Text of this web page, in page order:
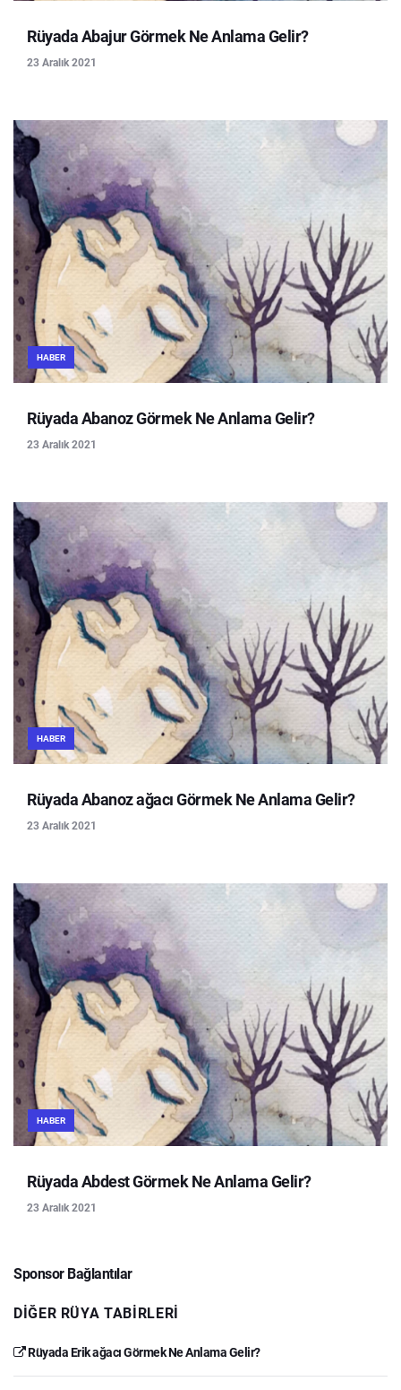
Rüyada Abajur Görmek Ne Anlama Gelir?
23 Aralık 2021
HABER
Rüyada Abanoz Görmek Ne Anlama Gelir?
23 Aralık 2021
HABER
Rüyada Abanoz ağacı Görmek Ne Anlama Gelir?
23 Aralık 2021
HABER
Rüyada Abdest Görmek Ne Anlama Gelir?
23 Aralık 2021
Sponsor Bağlantılar
DIĞER RÜYA TABIRLERI
Rüyada Erik ağacı Görmek Ne Anlama Gelir?